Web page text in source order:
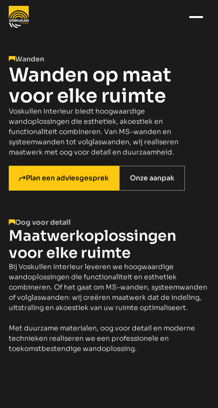
Wanden
Wanden op maat
voor elke ruimte
Voskuilen Interieur biedt hoogwaardige
wandoplossingen die esthetiek, akoestiek en
functionaliteit combineren. Van MS-wanden en
systeemwanden tot volglaswanden, wij realiseren
maatwerk met oog voor detail en duurzaamheid.
Plan een adviesgesprek Onze aanpak
Oog voor detail
Maatwerkoplossingen
voor elke ruimte
Bij Voskuilen Interieur leveren we hoogwaardige
wandoplossingen die functionaliteit en esthetiek
combineren. Of het gaat om MS-wanden, systeemwanden
of volglaswanden: wij creëren maatwerk dat de indeling,
uitstraling en akoestiek van uw ruimte optimaliseert.
Met duurzame materialen, oog voor detail en moderne
technieken realiseren we een professionele en
toekomstbestendige wandoplossing.